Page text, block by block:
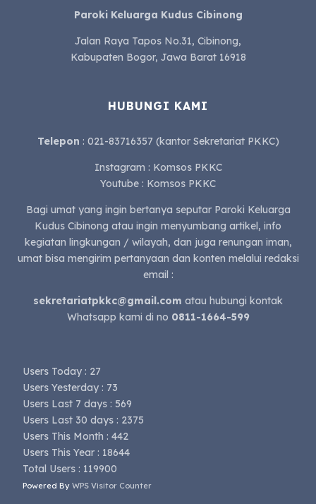
Paroki Keluarga Kudus Cibinong
Jalan Raya Tapos No.31, Cibinong,
Kabupaten Bogor, Jawa Barat 16918
HUBUNGI KAMI
Telepon : 021-83716357 (kantor Sekretariat PKKC)
Instagram : Komsos PKKC
Youtube : Komsos PKKC
Bagi umat yang ingin bertanya seputar Paroki Keluarga
Kudus Cibinong atau ingin menyumbang artikel, info
kegiatan lingkungan / wilayah, dan juga renungan iman,
umat bisa mengirim pertanyaan dan konten melalui redaksi
email :
sekretariatpkkc@gmail.com atau hubungi kontak
Whatsapp kami di no 0811-1664-599
Users Today : 27
Users Yesterday : 73
Users Last 7 days : 569
Users Last 30 days : 2375
Users This Month : 442
Users This Year : 18644
Total Users : 119900
Powered ByWPS Visitor Counter